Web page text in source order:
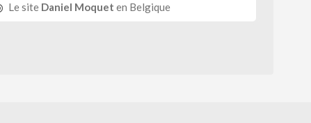
Le site Daniel Moquet en Belgique